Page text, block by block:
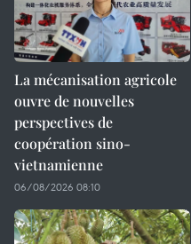
La mécanisation agricole
ouvre de nouvelles
perspectives de
coopération sino-
vietnamienne
06/08/2026 08:10